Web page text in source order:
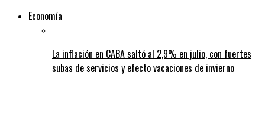
Economía
La inflación en CABA saltó al 2,9% en julio, con fuertes
subas de servicios y efecto vacaciones de invierno